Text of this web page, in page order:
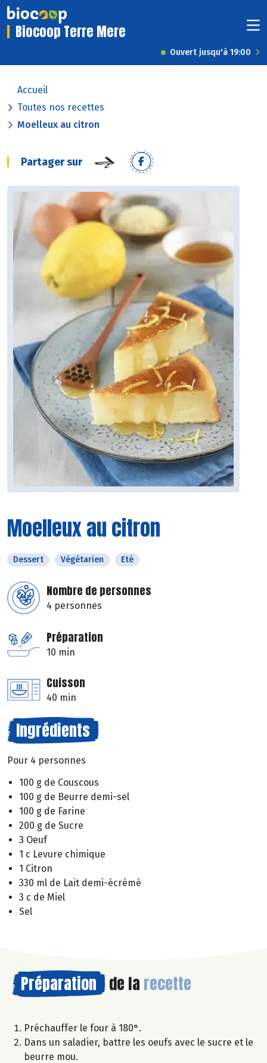
Biocoop Terre Mere
Ouvert jusqu'à 19:00
Accueil
Toutes nos recettes
Moelleux au citron
Partager sur
Moelleux au citron
Dessert Végétarien Eté
Nombre de personnes
4 personnes
Préparation
10 min
Cuisson
40 min
Ingrédients
Pour 4 personnes
100 g de Couscous
100 g de Beurre demi-sel
100 g de Farine
200 g de Sucre
3 Oeuf
1 c Levure chimique
1 Citron
330 ml de Lait demi-écrémé
3 c de Miel
Sel
Préparation de la recette
Préchauffer le four à 180°.
Dans un saladier, battre les oeufs avec le sucre et le
beurre mou.